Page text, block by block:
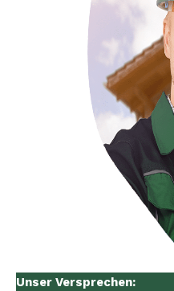
Unser Versprechen: